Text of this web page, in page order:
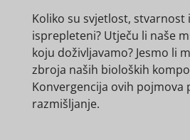
Koliko su svjetlost, stvarnost
isprepleteni? Utječu li naše
koju doživljavamo? Jesmo li
zbroja naših bioloških
Konvergencija ovih pojmova
razmišljanje.